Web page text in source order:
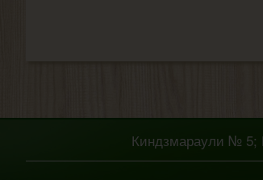
Киндзмараули № 5;